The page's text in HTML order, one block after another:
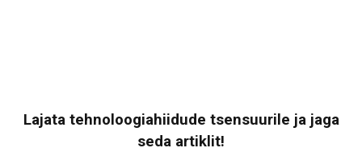
Lajata tehnoloogiahiidude tsensuurile ja jaga
seda artiklit!